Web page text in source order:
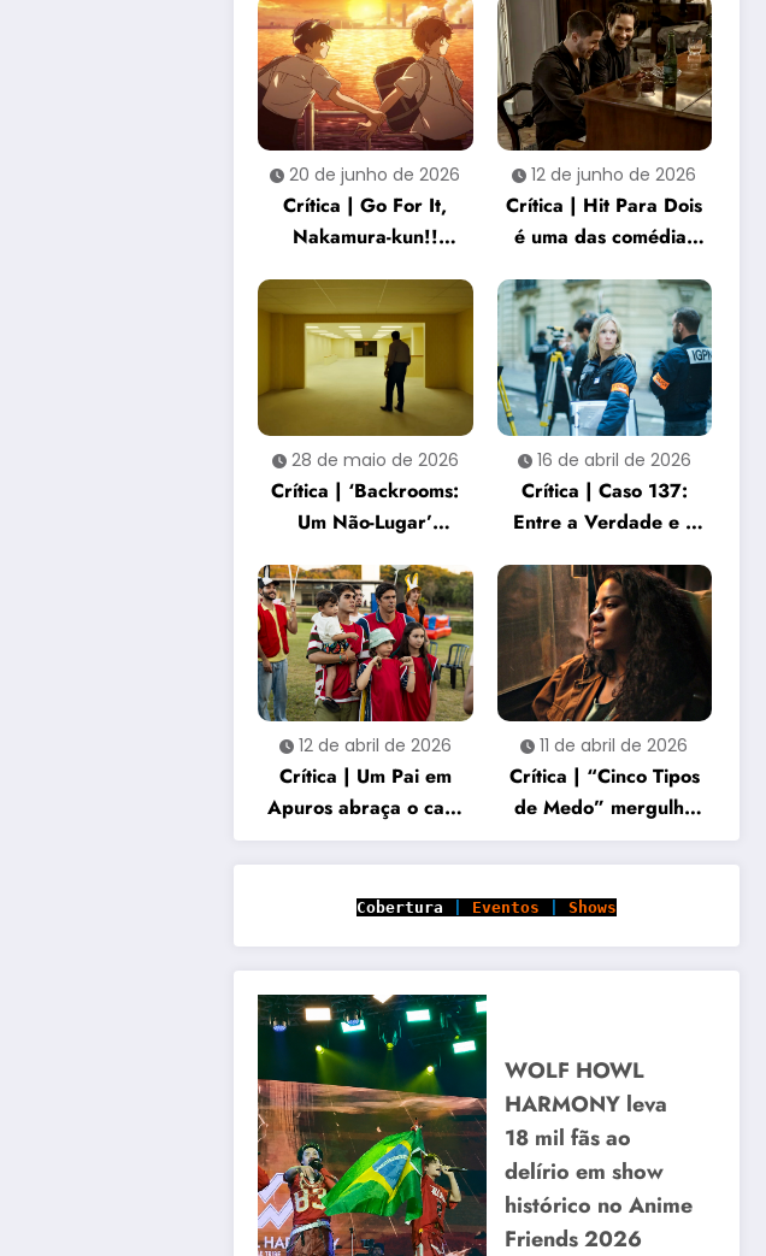
20 de junho de 2026
Crítica | Go For It,
Nakamura-kun!!
dor de gostar de
alguém
12 de junho de 2026
Crítica | Hit Para Dois
é uma das comédias
sensíveis do ano
28 de maio de 2026
Crítica | ‘Backrooms:
Um Não-Lugar’
experiência de terror
sufocante e
perturbadora
16 de abril de 2026
Crítica | Caso 137:
Entre a Verdade e o
12 de abril de 2026
Crítica | Um Pai em
Apuros abraça o caos
familiar e acerta no
carisma
11 de abril de 2026
Crítica | “Cinco Tipos
de Medo” mergulha
em histórias cruzadas
marcadas por perda e
vingança
Cobertura Eventos Shows
WOLF HOWL
HARMONY leva
18 mil fãs ao
delírio em show
histórico no Anime
Friends 2026